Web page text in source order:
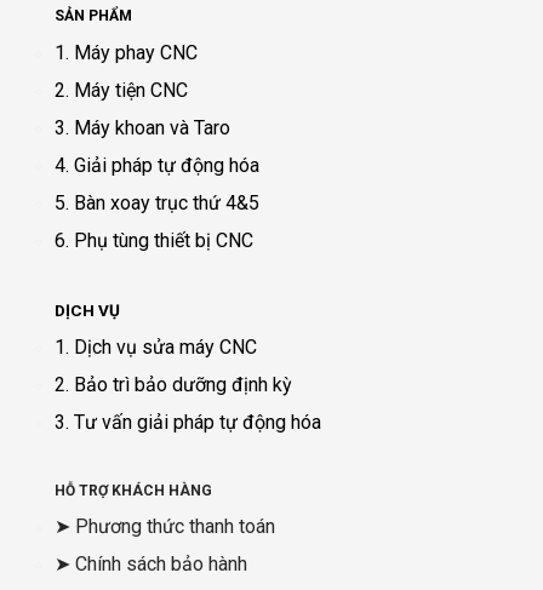
SẢN PHẨM
1. Máy phay CNC
2. Máy tiện CNC
3. Máy khoan và Taro
4. Giải pháp tự động hóa
5. Bàn xoay trục thứ 4&5
6. Phụ tùng thiết bị CNC
DỊCH VỤ
1. Dịch vụ sửa máy CNC
2. Bảo trì bảo dưỡng định kỳ
3. Tư vấn giải pháp tự động hóa
HỖ TRỢ KHÁCH HÀNG
➤ Phương thức thanh toán
➤ Chính sách bảo hành